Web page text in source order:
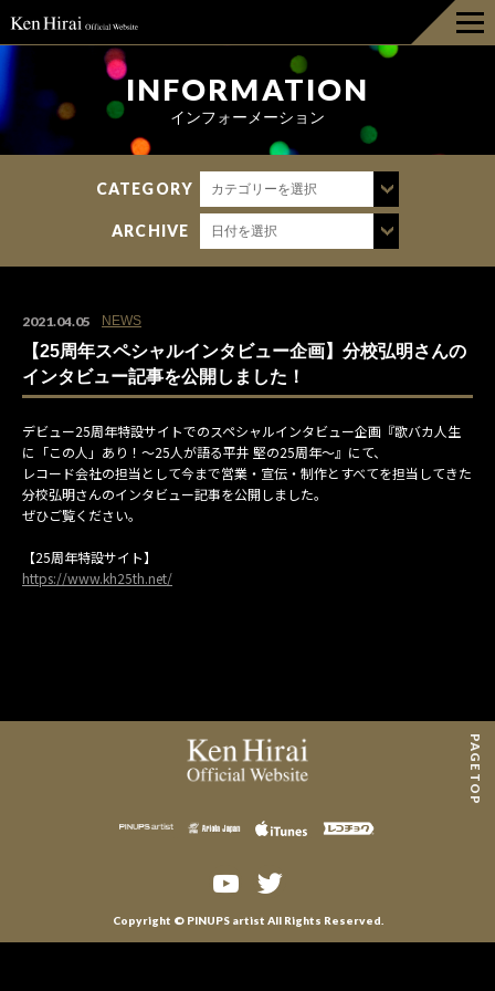
INFORMATION
DISCOGRAPHY
BIOGRAPHY
GOODS
FAN CLUB
MAIL MAGAZINE
CONTACT
INFORMATION
インフォーメーション
CATEGORY カテゴリーを選択
ARCHIVE 日付を選択
2021.04.05 NEWS
【25周年スペシャルインタビュー企画】分校弘明さんの
インタビュー記事を公開しました！
デビュー25周年特設サイトでのスペシャルインタビュー企画『歌バカ人生
に「この人」あり！～25人が語る平井 堅の25周年～』にて、
レコード会社の担当として今まで営業・宣伝・制作とすべてを担当してきた
分校弘明さんのインタビュー記事を公開しました。
ぜひご覧ください。
【25周年特設サイト】
https://www.kh25th.net/
PAGE TOP
Copyright © PINUPS artist All Rights Reserved.